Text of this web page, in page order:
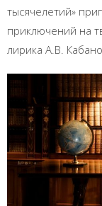
тысячелетий»
приключений на
лирика А.В.